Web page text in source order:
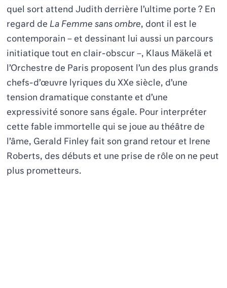
quel sort attend Judith derrière l’ultime porte ? En
regard de La Femme sans ombre, dont il est le
contemporain – et dessinant lui aussi un parcours
initiatique tout en clair-obscur –, Klaus Mäkelä et
l’Orchestre de Paris proposent l’un des plus grands
chefs-d’œuvre lyriques du XXe siècle, d’une
tension dramatique constante et d’une
expressivité sonore sans égale. Pour interpréter
cette fable immortelle qui se joue au théâtre de
l’âme, Gerald Finley fait son grand retour et Irene
Roberts, des débuts et une prise de rôle on ne peut
plus prometteurs.